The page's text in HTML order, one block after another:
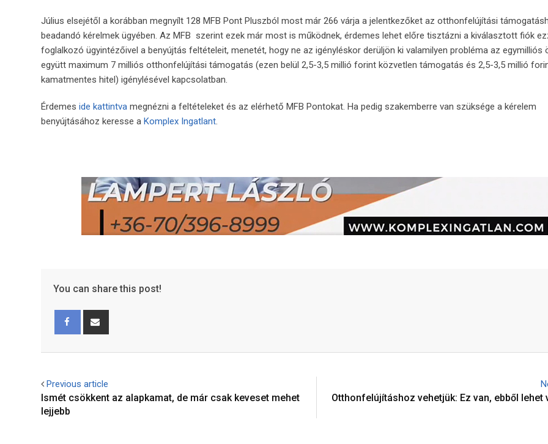
Július elsejétől a korábban megnyílt 128 MFB Pont Pluszból most már 266 várja a jelentkezőket az otthonfelújítási
beadandó kérelmek ügyében. Az MFB szerint ezek már most is működnek, érdemes lehet előre tisztázni a kiválasztott fiók
foglalkozó ügyintézőivel a benyújtás feltételeit, menetét, hogy ne az igényléskor derüljön ki valamilyen probléma az egymilliós
együtt maximum 7 milliós otthonfelújítási támogatás (ezen belül 2,5-3,5 millió forint közvetlen támogatás és 2,5-3,5 millió
kamatmentes hitel) igénylésével kapcsolatban.
Érdemes ide kattintva megnézni a feltételeket és az elérhető MFB Pontokat. Ha pedig szakemberre van szüksége a kérelem
benyújtásához keresse a Komplex Ingatlant.
You can share this post!
Previous article
Ismét csökkent az alapkamat, de már csak keveset mehet
lejjebb
Otthonfelújításhoz vehetjük: Ez van, ebből lehet